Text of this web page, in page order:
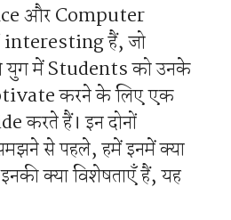
और Computer
interesting हैं, जो
में Students को उनके
करने के लिए एक
करते हैं। इन दोनों
से पहले, हमें इनमें क्या
क्या विशेषताएँ हैं, यह